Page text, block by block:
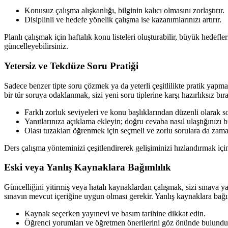
Konusuz çalışma alışkanlığı, bilginin kalıcı olmasını zorlaştırır.
Disiplinli ve hedefe yönelik çalışma ise kazanımlarınızı artırır.
Planlı çalışmak için haftalık konu listeleri oluşturabilir, büyük
güncelleyebilirsiniz.
Yetersiz ve Tekdüze Soru Pratiği
Sadece benzer tipte soru çözmek ya da yeterli çeşitlilikte pratik
bir tür soruya odaklanmak, sizi yeni soru tiplerine karşı hazırlıksız
Farklı zorluk seviyeleri ve konu başlıklarından düzenli olarak
Yanıtlarınıza açıklama ekleyin; doğru cevaba nasıl
Olası tuzakları öğrenmek için seçmeli ve zorlu sorulara da
Ders çalışma yönteminizi çeşitlendirerek gelişiminizi hızlandırmak
Eski veya Yanlış Kaynaklara Bağımlılık
Güncelliğini yitirmiş veya hatalı kaynaklardan çalışmak, sizi sınava
sınavın mevcut içeriğine uygun olması gerekir. Yanlış kaynaklara
Kaynak seçerken yayınevi ve basım tarihine dikkat edin.
Öğrenci yorumları ve öğretmen önerilerini göz önünde